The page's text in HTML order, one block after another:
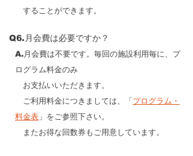
することができます。
Q6.月会費は必要ですか？
A.月会費は不要です。毎回の施設利用毎に、プ
ログラム料金のみ
お支払いいただきます。
ご利用料金につきましては、「 プログラム・
料金表 」をご参照下さい。
またお得な回数券もご用意しています。